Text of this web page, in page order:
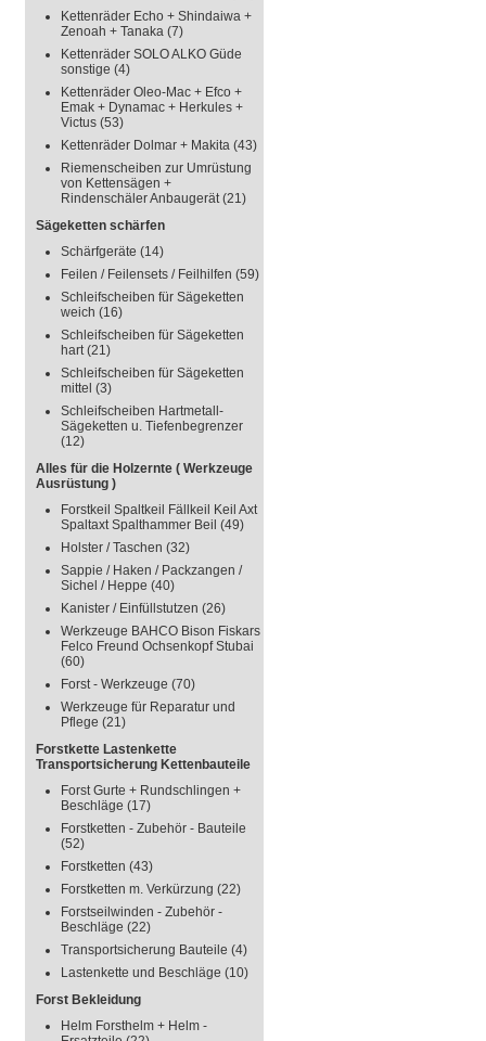
Kettenräder Echo + Shindaiwa +
Zenoah + Tanaka (7)
Kettenräder SOLO ALKO Güde
sonstige (4)
Kettenräder Oleo-Mac + Efco +
Emak + Dynamac + Herkules +
Victus (53)
Kettenräder Dolmar + Makita (43)
Riemenscheiben zur Umrüstung
von Kettensägen +
Rindenschäler Anbaugerät(21)
Sägeketten schärfen
Schärfgeräte (14)
Feilen / Feilensets / Feilhilfen (59)
Schleifscheiben für Sägeketten
weich (16)
Schleifscheiben für Sägeketten
hart(21)
Schleifscheiben für Sägeketten
mittel (3)
Schleifscheiben Hartmetall-
Sägeketten u. Tiefenbegrenzer
(12)
Alles für die Holzernte ( Werkzeuge
Ausrüstung )
Forstkeil Spaltkeil Fällkeil Keil Axt
Spaltaxt Spalthammer Beil (49)
Holster / Taschen (32)
Sappie / Haken / Packzangen /
Sichel / Heppe (40)
Kanister / Einfüllstutzen (26)
Werkzeuge BAHCO Bison Fiskars
Felco Freund Ochsenkopf Stubai
(60)
Forst - Werkzeuge (70)
Werkzeuge für Reparatur und
Pflege (21)
Forstkette Lastenkette
Transportsicherung Kettenbauteile
Forst Gurte + Rundschlingen +
Beschläge (17)
Forstketten - Zubehör - Bauteile
(52)
Forstketten (43)
Forstketten m. Verkürzung (22)
Forstseilwinden - Zubehör -
Beschläge (22)
Transportsicherung Bauteile (4)
Lastenkette und Beschläge (10)
Forst Bekleidung
Helm Forsthelm + Helm -